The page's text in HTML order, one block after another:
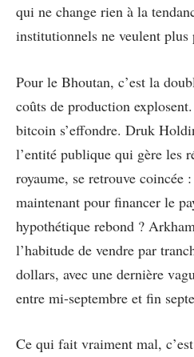
qui ne change rien à la
institutionnels ne veulent plus
Pour le Bhoutan, c’est la
coûts de production
bitcoin s’effondre. Druk
l’entité publique qui gère les
royaume, se retrouve
maintenant pour financer le
hypothétique rebond ?
l’habitude de vendre par
dollars, avec une dernière
entre mi-septembre et fin
Ce qui fait vraiment mal,